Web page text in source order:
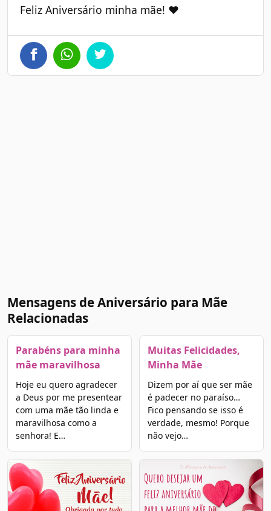
Feliz Aniversário minha mãe! ❤️
Mensagens de Aniversário para Mãe
Relacionadas
Parabéns para minha
mãe maravilhosa
Hoje eu quero agradecer
a Deus por me presentear
com uma mãe tão linda e
maravilhosa como a
senhora! E…
Muitas Felicidades,
Minha Mãe
Dizem por aí que ser mãe
é padecer no paraíso…
Fico pensando se isso é
verdade, mesmo! Porque
não vejo…